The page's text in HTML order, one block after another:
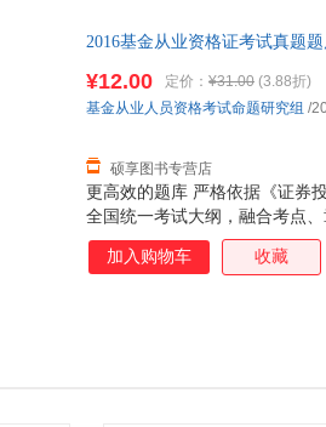
2016基金从业资格证考试真题
捷，下单秒杀，欢迎选购！
更高效的题库 严格依据《证券
全国统一考试大纲，融合考点
教材页码，把教材变“薄”，使
体例 从一般的认识规律出发，
¥12.00 定价： ¥31.00 (3.88折)
硕享图书专营店
基金从业人员资格考试命题研究组 /
加入购物车 收藏